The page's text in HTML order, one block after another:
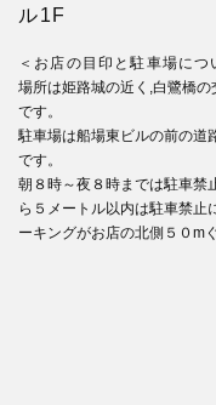
ル1F
＜お店の目印と駐車場につ
場所は姫路城の近く,白鷺橋
です。
駐車場は船場東ビルの前の道
です。
朝８時～夜８時までは駐車禁
ら５メートル以内は駐車禁止
ーキングがお店の北側５０m